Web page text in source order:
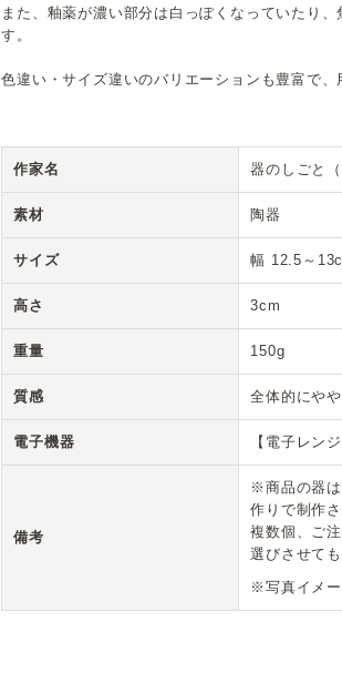
また、釉薬が濃い部分は白っぽくなっていたり
す。
色違い・サイズ違いのバリエーションも豊富で
作家名 器のしごと
素材 陶器
サイズ 幅 12.5～
高さ 3cm
重量 150g
質感 全体的にや
電子機器 【電子レン
備考
※商品の器
作りで制作
複数個、ご
選びさせて
※写真イメー